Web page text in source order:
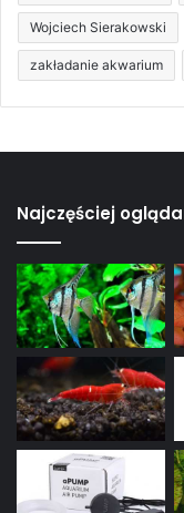
Wojciech Sierakowski
zakładanie akwarium
Najczęściej